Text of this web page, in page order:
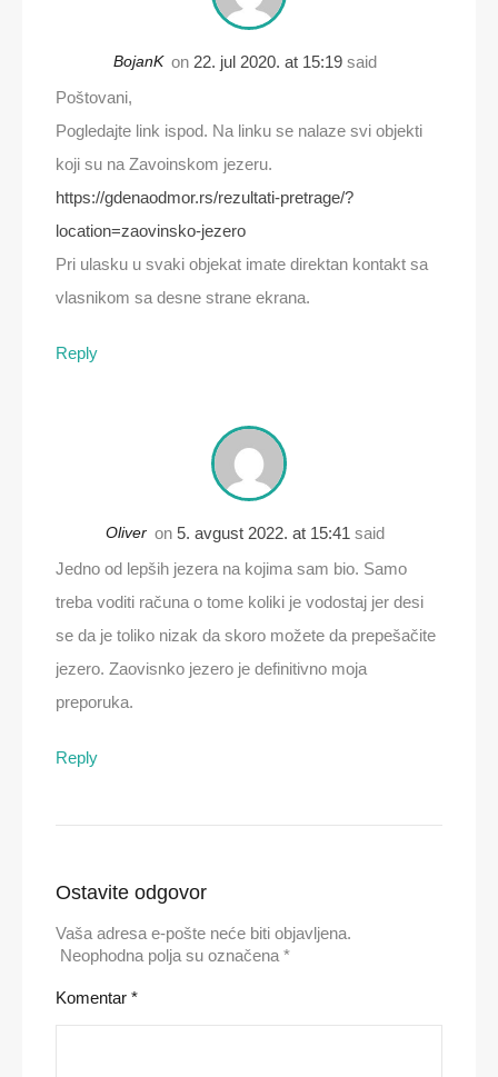
BojanK on 22. jul 2020. at 15:19 said
Poštovani,
Pogledajte link ispod. Na linku se nalaze svi objekti
koji su na Zavoinskom jezeru.
https://gdenaodmor.rs/rezultati-pretrage/?
location=zaovinsko-jezero
Pri ulasku u svaki objekat imate direktan kontakt sa
vlasnikom sa desne strane ekrana.
Reply
Oliver on 5. avgust 2022. at 15:41 said
Jedno od lepših jezera na kojima sam bio. Samo
treba voditi računa o tome koliki je vodostaj jer desi
se da je toliko nizak da skoro možete da prepešačite
jezero. Zaovisnko jezero je definitivno moja
preporuka.
Reply
Ostavite odgovor
Vaša adresa e-pošte neće biti objavljena.
Neophodna polja su označena *
Komentar *